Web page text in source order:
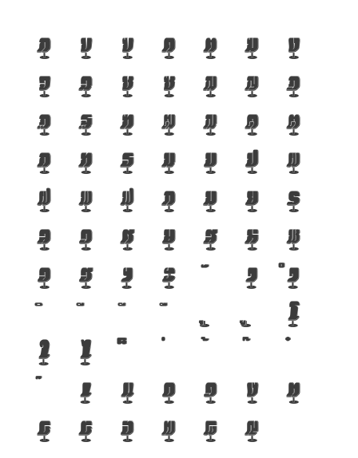
ก ข ฃ ค ฅ ฆ
ง
จ
ฉ ช ซ ฌ ญ
ฎ
ฏ
ฐ ฑ ฒ ณ ด
ต
ถ
ท ธ น บ ป
ผ
ฝ
พ ฟ ภ ม ย
ร
ล
ว ศ ษ ส ห
ฬ
อ
ฮ ฯ ะ า
ำ
โ
ใ
ไ
เ
แ ๐ ๑ ๒
๓
๔
๕ ๖ ๗ ๘ ๙